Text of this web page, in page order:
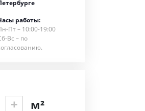
работы:
Пт – 10:00-19:00
Вс – по
+ м²